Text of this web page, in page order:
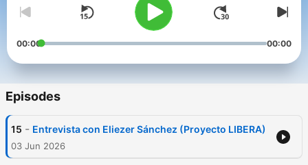
00:00 00:00
Episodes
15 - Entrevista con Eliezer Sánchez (Proyecto LIBERA)
03 Jun 2026